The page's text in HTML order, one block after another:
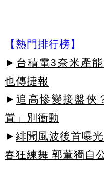
【熱門排行榜】
► 台積電3奈米產
也傳捷報
► 追高慘變接盤俠
置」別衝動
► 緋聞風波後首曝
春狂練舞 郭董獨自